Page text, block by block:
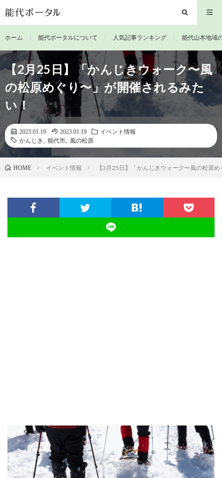
ホーム 能代ポータルについて 人気記事ランキング 能代山本地域
【2月25日】「かんじきウォーク〜風
の松原めぐり〜」が開催されるみた
い！
2023.01.19 2023.01.19
イベント情報
かんじき
能代市 風の松原
HOME イベント情報 【2月25日】「かんじきウォーク〜風の松原